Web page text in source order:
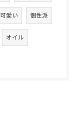
可愛い 個性派
オイル